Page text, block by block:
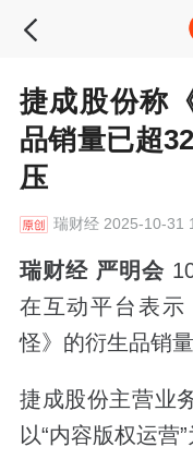
捷成股份称
品销量已超
压
瑞财经2025-10-31
瑞财经 严明会
在互动平台表示
怪》的衍生品销
捷成股份主营业
以“内容版权运营”